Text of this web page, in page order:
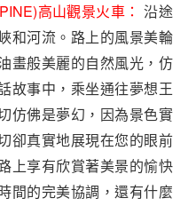
高山觀景火車： 沿途
和河流。路上的風景美輪
畫般美麗的自然風光，仿
故事中，乘坐通往夢想王
仿佛是夢幻，因為景色實
卻真實地展現在您的眼前
上享有欣賞著美景的愉快
間的完美協調，還有什麼